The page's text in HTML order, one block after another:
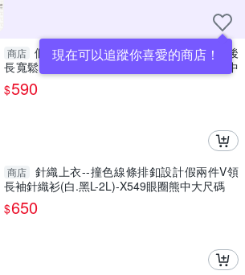
現在可以追蹤你喜愛的商店！
商店 假二件--魅力假兩件露肩字母印花前短後
長寬鬆長袖上衣(黑.卡其3L-4L)-X588眼圈熊中
大尺碼
$590
商店
針織上衣--撞色線條排釦設計假兩件V領
長袖針織衫(白.黑L-2L)-X549眼圈熊中大尺碼
$650